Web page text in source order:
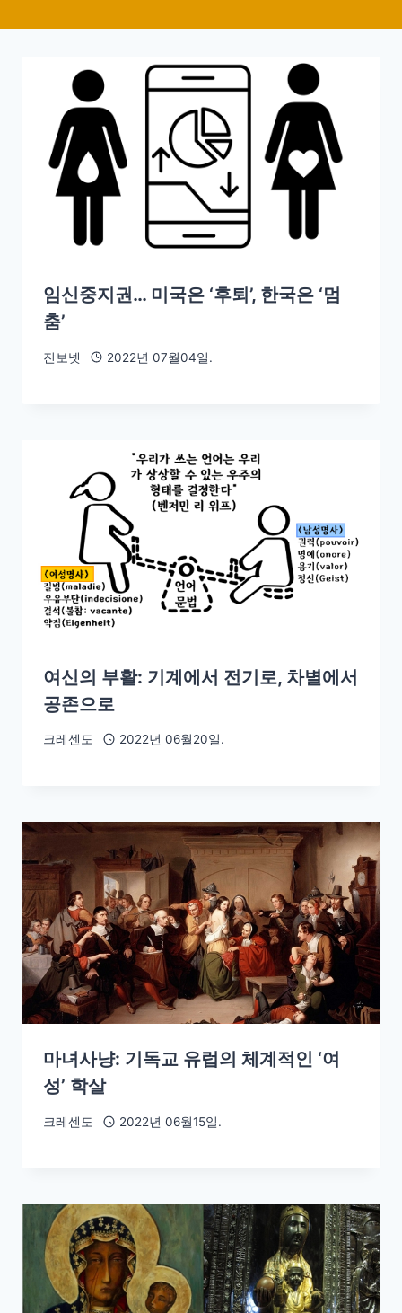
임신중지권… 미국은 ‘후퇴’, 한국은 ‘멈
춤’
진보넷 2022년 07월04일.
여신의 부활: 기계에서 전기로, 차별에서
공존으로
크레센도 2022년 06월20일.
마녀사냥: 기독교 유럽의 체계적인 ‘여
성’ 학살
크레센도 2022년 06월15일.